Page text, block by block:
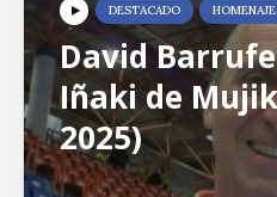
DESTACADO
David
Iñaki de
2025)